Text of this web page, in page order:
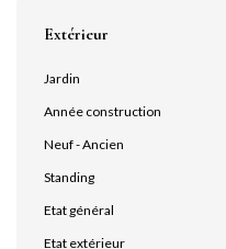
Extérieur
Jardin
Année construction
Neuf - Ancien
Standing
Etat général
Etat extérieur